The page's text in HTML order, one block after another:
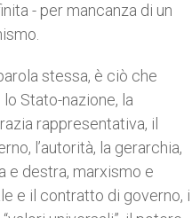
- per mancanza di un
stessa, è ciò che
Stato-nazione, la
rappresentativa, il
l’autorità, la gerarchia,
e destra, marxismo e
e il contratto di governo, i